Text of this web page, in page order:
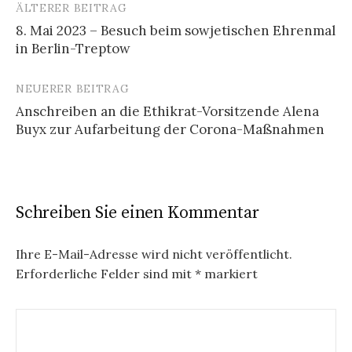
Beitrags-
Navigation
ÄLTERER BEITRAG
8. Mai 2023 – Besuch beim sowjetischen Ehrenmal
in Berlin-Treptow
NEUERER BEITRAG
Anschreiben an die Ethikrat-Vorsitzende Alena
Buyx zur Aufarbeitung der Corona-Maßnahmen
Schreiben Sie einen Kommentar
Ihre E-Mail-Adresse wird nicht veröffentlicht.
Erforderliche Felder sind mit * markiert